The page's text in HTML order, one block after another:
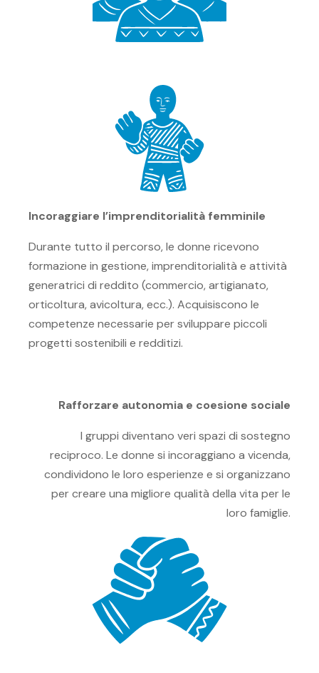
Incoraggiare l’imprenditorialità femminile
Durante tutto il percorso, le donne ricevono
formazione in gestione, imprenditorialità e attività
generatrici di reddito (commercio, artigianato,
orticoltura, avicoltura, ecc.). Acquisiscono le
competenze necessarie per sviluppare piccoli
progetti sostenibili e redditizi.
Rafforzare autonomia e coesione sociale
I gruppi diventano veri spazi di sostegno
reciproco. Le donne si incoraggiano a vicenda,
condividono le loro esperienze e si organizzano
per creare una migliore qualità della vita per le
loro famiglie.